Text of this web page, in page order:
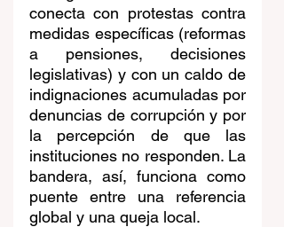
conecta con protestas contra
medidas específicas (reformas
a pensiones, decisiones
legislativas) y con un caldo de
indignaciones acumuladas por
denuncias de corrupción y por
la percepción de que las
instituciones no responden. La
bandera, así, funciona como
puente entre una referencia
global y una queja local.